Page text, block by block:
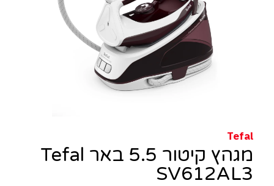
Tefal
מגהץ קיטור 5.5 באר Tefal
SV612AL3